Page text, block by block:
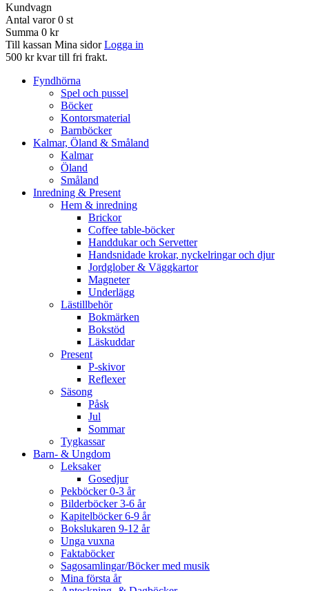
Kundvagn
Antal varor 0 st
Summa 0 kr
Till kassan Mina sidor Logga in
500 kr kvar till fri frakt.
Fyndhörna
Spel och pussel
Böcker
Kontorsmaterial
Barnböcker
Kalmar, Öland & Småland
Kalmar
Öland
Småland
Inredning & Present
Hem & inredning
Brickor
Coffee table-böcker
Handdukar och Servetter
Handsnidade krokar, nyckelringar och djur
Jordglober & Väggkartor
Magneter
Underlägg
Lästillbehör
Bokmärken
Bokstöd
Läskuddar
Present
P-skivor
Reflexer
Säsong
Påsk
Jul
Sommar
Tygkassar
Barn- & Ungdom
Leksaker
Gosedjur
Pekböcker 0-3 år
Bilderböcker 3-6 år
Kapitelböcker 6-9 år
Bokslukaren 9-12 år
Unga vuxna
Faktaböcker
Sagosamlingar/Böcker med musik
Mina första år